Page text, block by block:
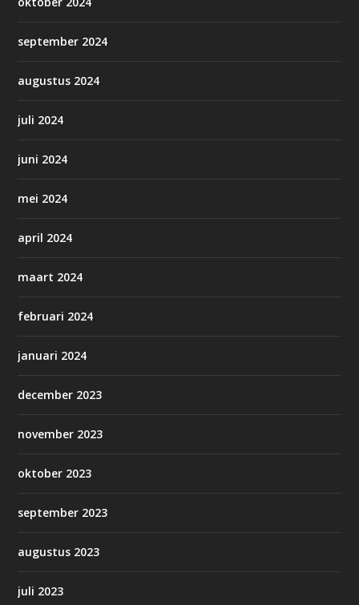
september 2024
augustus 2024
juli 2024
juni 2024
mei 2024
april 2024
maart 2024
februari 2024
januari 2024
december 2023
november 2023
oktober 2023
september 2023
augustus 2023
juli 2023